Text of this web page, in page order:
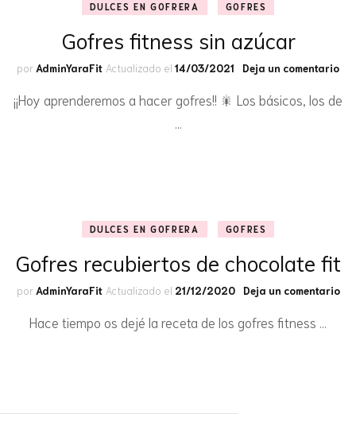
DULCES EN GOFRERA GOFRES
Gofres fitness sin azúcar
por AdminYaraFit Actualizado el 14/03/2021 Deja un comentarioen
¡¡Hoy aprenderemos a hacer gofres!! 🎇 Los básicos, los de
DULCES EN GOFRERA GOFRES
Gofres recubiertos de chocolate fit
por AdminYaraFit Actualizado el 21/12/2020 Deja un comentarioen
Hace tiempo os dejé la receta de los gofres fitness …